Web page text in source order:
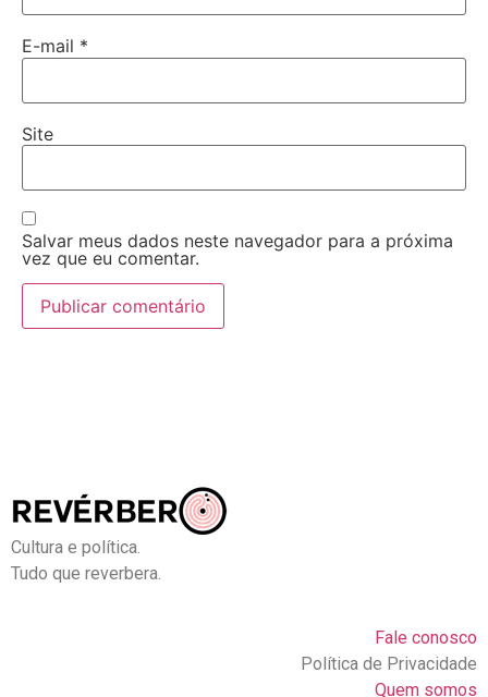
E-mail *
Site
Salvar meus dados neste navegador para a próxima
vez que eu comentar.
Cultura e política.
Tudo que reverbera.
Fale conosco
Política de Privacidade
Quem somos